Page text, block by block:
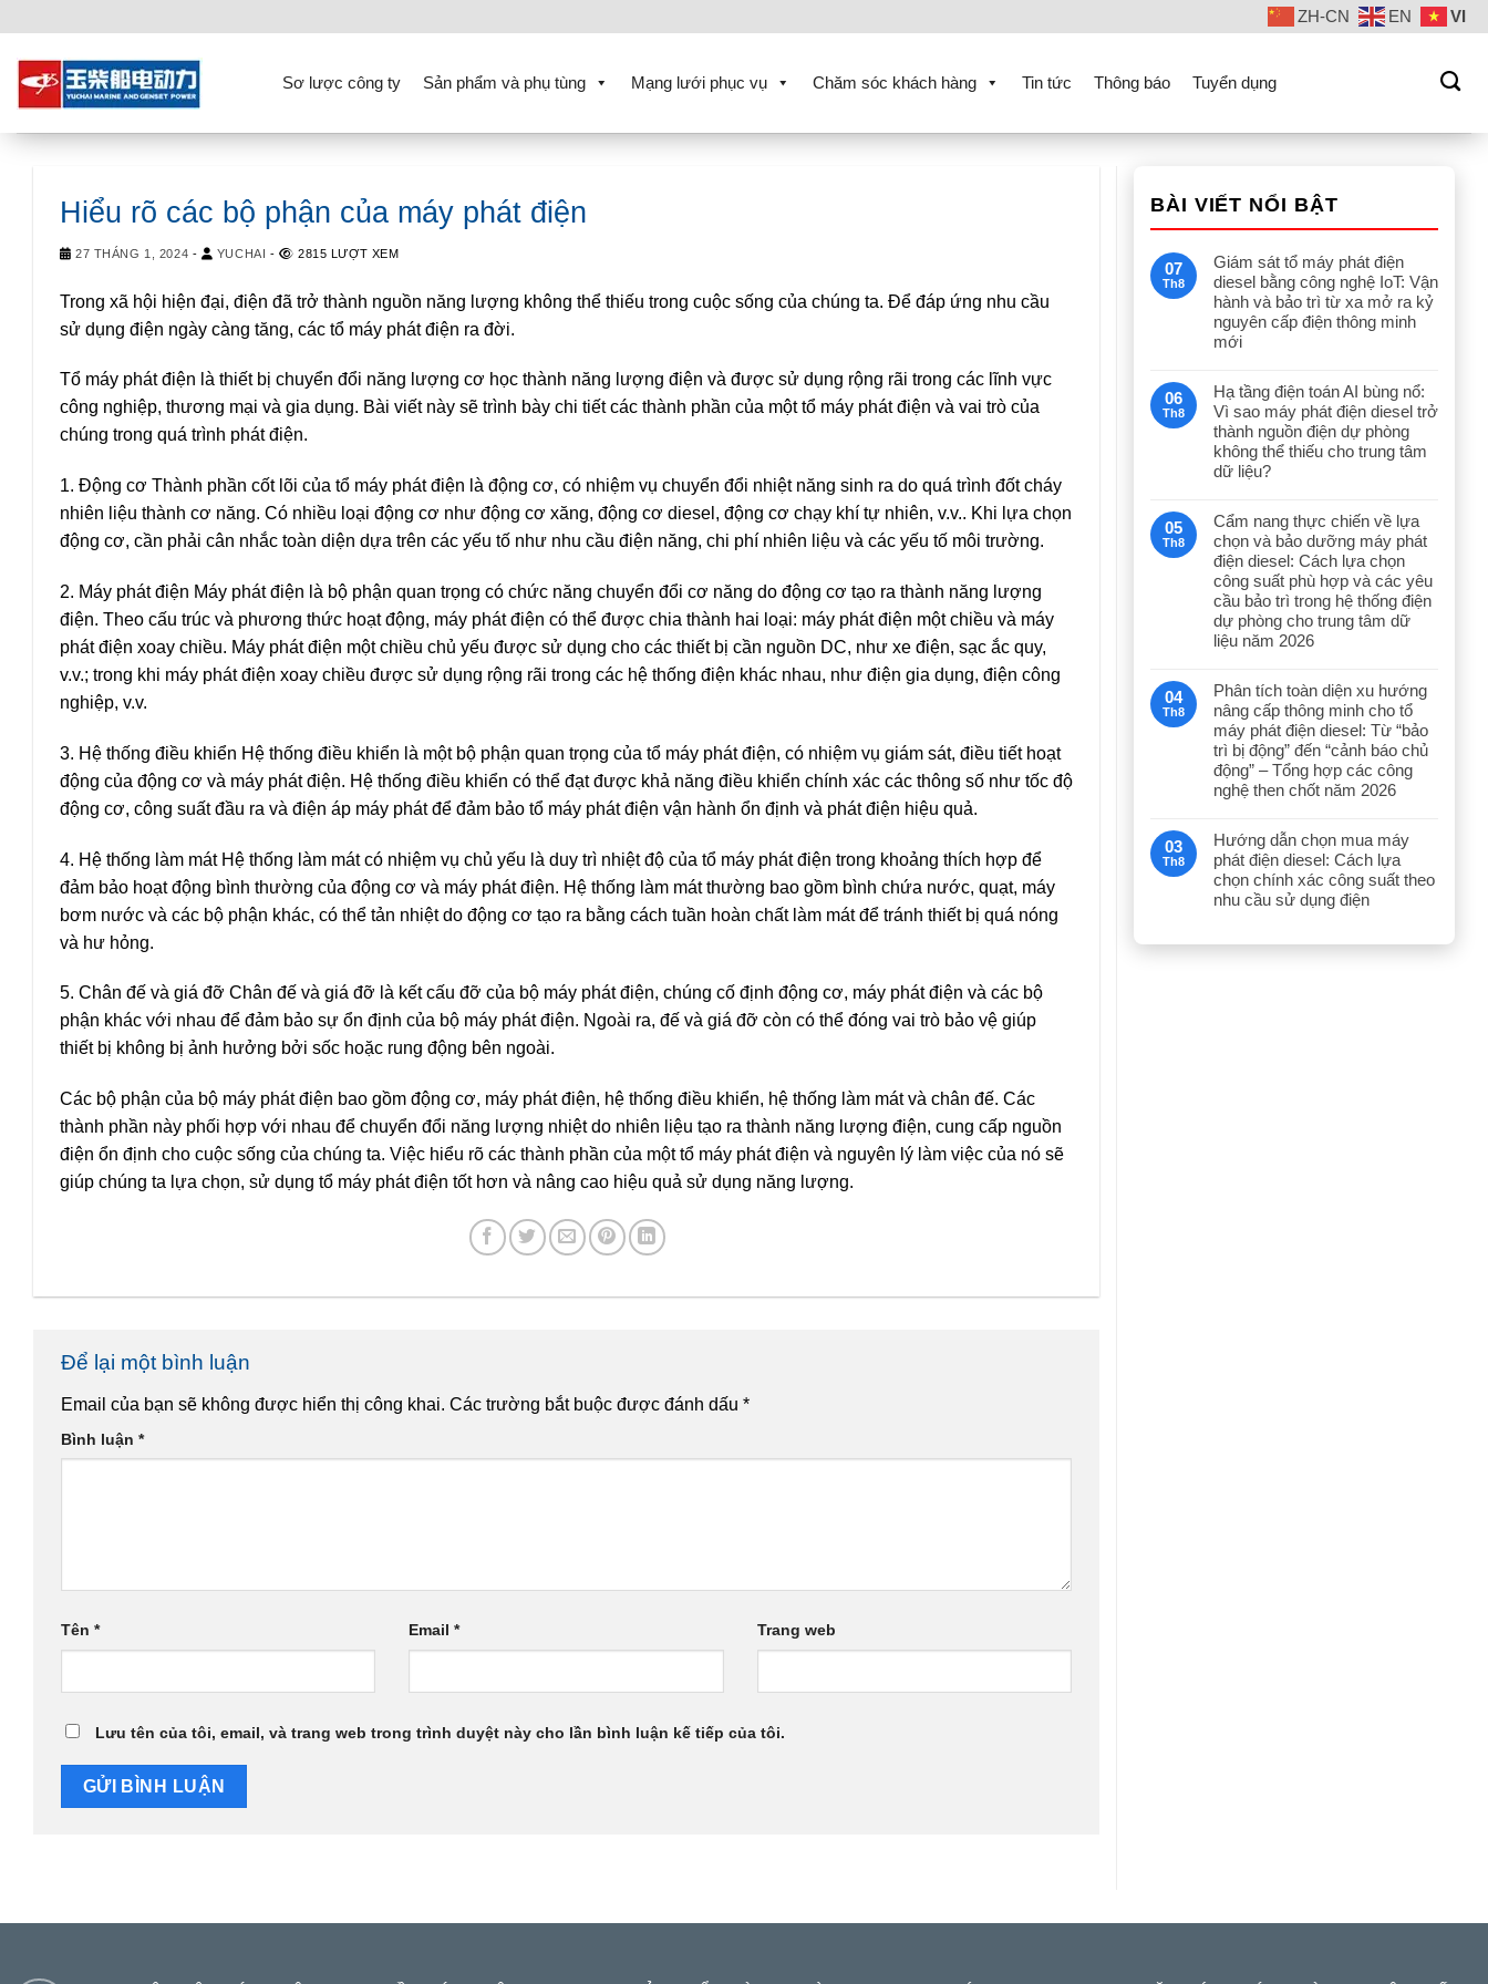
content
ZH-CN EN VI
Sơ lược công ty Sản phẩm và phụ tùng Mạng lưới phục vụ Chăm sóc khách hàng Tin tức Thông báo Tuyển dụng
Hiểu rõ các bộ phận của máy phát điện
27 THÁNG 1, 2024 - YUCHAI - 2815 LƯỢT XEM
Trong xã hội hiện đại, điện đã trở thành nguồn năng lượng không thể thiếu trong cuộc sống của chúng ta. Để đáp ứng nhu cầu
sử dụng điện ngày càng tăng, các tổ máy phát điện ra đời.
Tổ máy phát điện là thiết bị chuyển đổi năng lượng cơ học thành năng lượng điện và được sử dụng rộng rãi trong các lĩnh vực
công nghiệp, thương mại và gia dụng. Bài viết này sẽ trình bày chi tiết các thành phần của một tổ máy phát điện và vai trò của
chúng trong quá trình phát điện.
1. Động cơ Thành phần cốt lõi của tổ máy phát điện là động cơ, có nhiệm vụ chuyển đổi nhiệt năng sinh ra do quá trình đốt cháy
nhiên liệu thành cơ năng. Có nhiều loại động cơ như động cơ xăng, động cơ diesel, động cơ chạy khí tự nhiên, v.v.. Khi lựa chọn
động cơ, cần phải cân nhắc toàn diện dựa trên các yếu tố như nhu cầu điện năng, chi phí nhiên liệu và các yếu tố môi trường.
2. Máy phát điện Máy phát điện là bộ phận quan trọng có chức năng chuyển đổi cơ năng do động cơ tạo ra thành năng lượng
điện. Theo cấu trúc và phương thức hoạt động, máy phát điện có thể được chia thành hai loại: máy phát điện một chiều và máy
phát điện xoay chiều. Máy phát điện một chiều chủ yếu được sử dụng cho các thiết bị cần nguồn DC, như xe điện, sạc ắc quy,
v.v.; trong khi máy phát điện xoay chiều được sử dụng rộng rãi trong các hệ thống điện khác nhau, như điện gia dụng, điện công
nghiệp, v.v.
3. Hệ thống điều khiển Hệ thống điều khiển là một bộ phận quan trọng của tổ máy phát điện, có nhiệm vụ giám sát, điều tiết hoạt
động của động cơ và máy phát điện. Hệ thống điều khiển có thể đạt được khả năng điều khiển chính xác các thông số như tốc độ
động cơ, công suất đầu ra và điện áp máy phát để đảm bảo tổ máy phát điện vận hành ổn định và phát điện hiệu quả.
4. Hệ thống làm mát Hệ thống làm mát có nhiệm vụ chủ yếu là duy trì nhiệt độ của tổ máy phát điện trong khoảng thích hợp để
đảm bảo hoạt động bình thường của động cơ và máy phát điện. Hệ thống làm mát thường bao gồm bình chứa nước, quạt, máy
bơm nước và các bộ phận khác, có thể tản nhiệt do động cơ tạo ra bằng cách tuần hoàn chất làm mát để tránh thiết bị quá nóng
và hư hỏng.
5. Chân đế và giá đỡ Chân đế và giá đỡ là kết cấu đỡ của bộ máy phát điện, chúng cố định động cơ, máy phát điện và các bộ
phận khác với nhau để đảm bảo sự ổn định của bộ máy phát điện. Ngoài ra, đế và giá đỡ còn có thể đóng vai trò bảo vệ giúp
thiết bị không bị ảnh hưởng bởi sốc hoặc rung động bên ngoài.
Các bộ phận của bộ máy phát điện bao gồm động cơ, máy phát điện, hệ thống điều khiển, hệ thống làm mát và chân đế. Các
thành phần này phối hợp với nhau để chuyển đổi năng lượng nhiệt do nhiên liệu tạo ra thành năng lượng điện, cung cấp nguồn
điện ổn định cho cuộc sống của chúng ta. Việc hiểu rõ các thành phần của một tổ máy phát điện và nguyên lý làm việc của nó sẽ
giúp chúng ta lựa chọn, sử dụng tổ máy phát điện tốt hơn và nâng cao hiệu quả sử dụng năng lượng.
Để lại một bình luận
Email của bạn sẽ không được hiển thị công khai. Các trường bắt buộc được đánh dấu *
Bình luận *
Tên * Email* Trang web
Lưu tên của tôi, email, và trang web trong trình duyệt này cho lần bình luận kế tiếp của tôi.
BÀI VIẾT NỔI BẬT
07
Th8
Giám sát tổ máy phát điện
diesel bằng công nghệ IoT: Vận
hành và bảo trì từ xa mở ra kỷ
nguyên cấp điện thông minh
mới
06
Th8
Hạ tầng điện toán AI bùng nổ:
Vì sao máy phát điện diesel trở
thành nguồn điện dự phòng
không thể thiếu cho trung tâm
dữ liệu?
05
Th8
Cẩm nang thực chiến về lựa
chọn và bảo dưỡng máy phát
điện diesel: Cách lựa chọn
công suất phù hợp và các yêu
cầu bảo trì trong hệ thống điện
dự phòng cho trung tâm dữ
liệu năm 2026
04
Th8
Phân tích toàn diện xu hướng
nâng cấp thông minh cho tổ
máy phát điện diesel: Từ “bảo
trì bị động” đến “cảnh báo chủ
động” – Tổng hợp các công
nghệ then chốt năm 2026
03
Th8
Hướng dẫn chọn mua máy
phát điện diesel: Cách lựa
chọn chính xác công suất theo
nhu cầu sử dụng điện